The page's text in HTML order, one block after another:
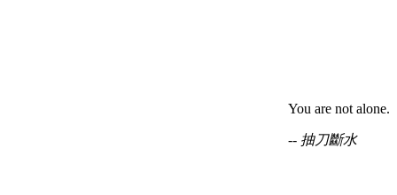
You are not alone.
-- 抽刀斷水